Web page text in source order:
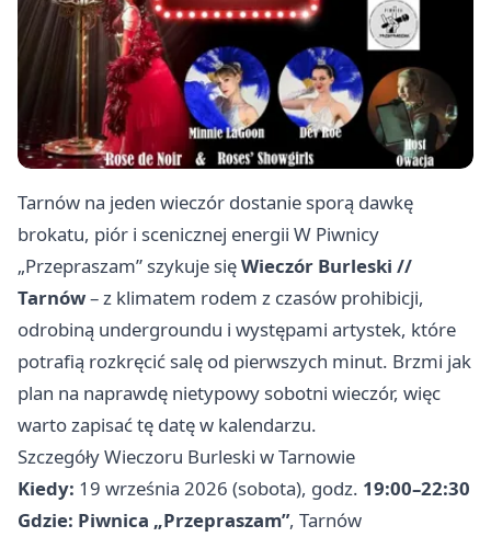
Tarnów na jeden wieczór dostanie sporą dawkę
brokatu, piór i scenicznej energii W Piwnicy
„Przepraszam” szykuje sięWieczór Burleski //
Tarnów– z klimatem rodem z czasów prohibicji,
odrobiną undergroundu i występami artystek, które
potrafią rozkręcić salę od pierwszych minut. Brzmi jak
plan na naprawdę nietypowy sobotni wieczór, więc
warto zapisać tę datę w kalendarzu.
Szczegóły Wieczoru Burleski w Tarnowie
Kiedy: 19 września 2026 (sobota), godz. 19:00–22:30
Gdzie: Piwnica „Przepraszam”, Tarnów